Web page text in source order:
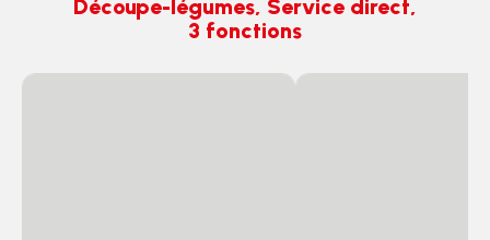
Découpe-légumes, Service direct,
3 fonctions